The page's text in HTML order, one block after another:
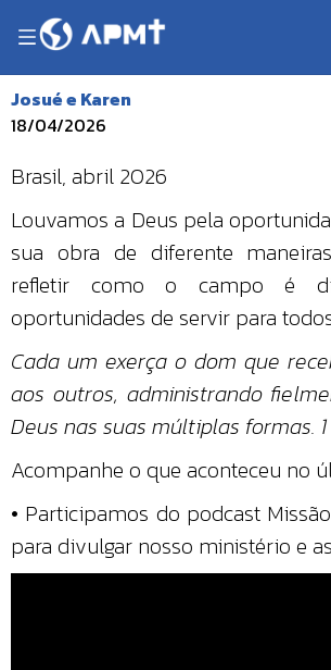
Josué e Karen
18/04/2026
Brasil, abril 2026
Louvamos a Deus pela
sua obra de diferente
refletir como o campo é
oportunidades de servir para
Cada um exerça o dom que
aos outros, administrando
Deus nas suas múltiplas formas.
Acompanhe o que aconteceu no
• Participamos do podcast
para divulgar nosso ministério e